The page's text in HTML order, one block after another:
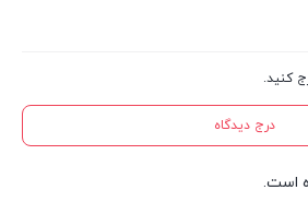
کنید.
درج دیدگاه
است.